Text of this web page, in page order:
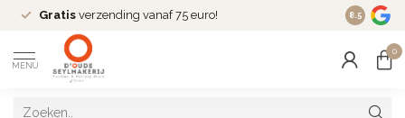
Gratis verzending vanaf 75 euro! Dé
8.5
MENU
0